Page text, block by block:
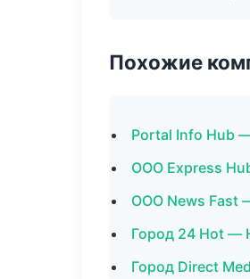
Похожие
Portal Info Hub
ООО Express
ООО News Fast
Город 24 Hot —
Город Direct